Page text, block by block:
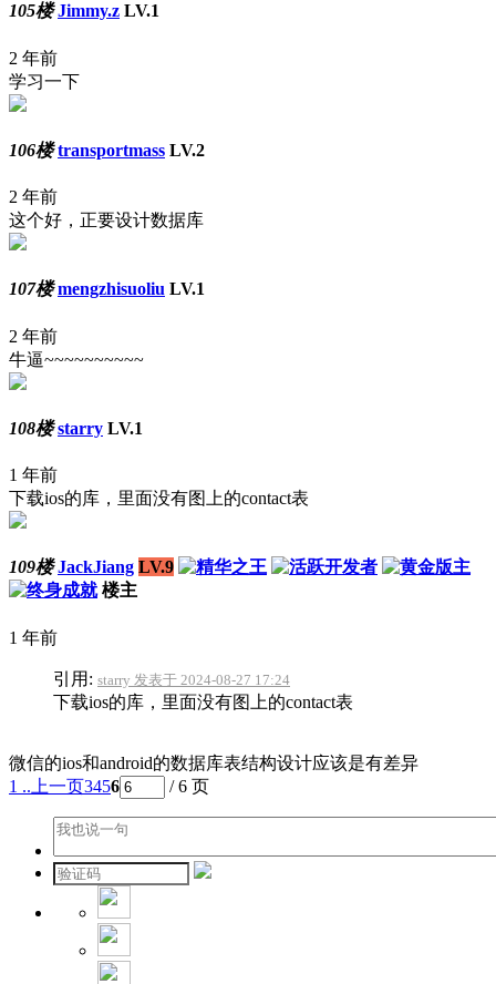
105楼 Jimmy.z LV.1
2 年前
学习一下
106楼 transportmass LV.2
2 年前
这个好，正要设计数据库
107楼 mengzhisuoliu LV.1
2 年前
牛逼~~~~~~~~~~
108楼 starry LV.1
1 年前
下载ios的库，里面没有图上的contact表
109楼 JackJiang LV.9
楼主
1 年前
引用: starry 发表于 2024-08-27 17:24
下载ios的库，里面没有图上的contact表
微信的ios和android的数据库表结构设计应该是有差异
1 .. 上一页3456 / 6 页